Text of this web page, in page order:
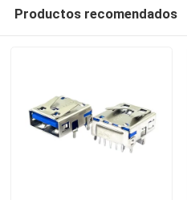
Productos recomendados